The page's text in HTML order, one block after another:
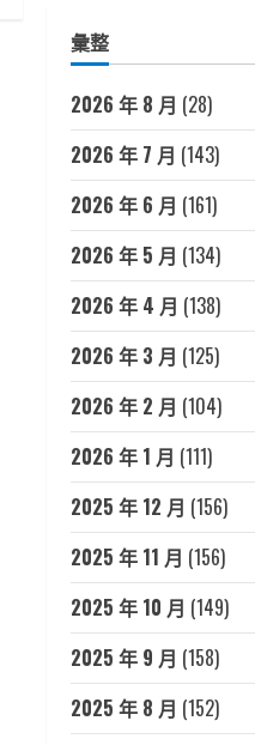
彙整
2026 年 8 月 (28)
2026 年 7 月 (143)
2026 年 6 月 (161)
2026 年 5 月 (134)
2026 年 4 月 (138)
2026 年 3 月 (125)
2026 年 2 月 (104)
2026 年 1 月 (111)
2025 年 12 月 (156)
2025 年 11 月 (156)
2025 年 10 月 (149)
2025 年 9 月 (158)
2025 年 8 月 (152)